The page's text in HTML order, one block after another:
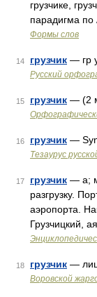
грузчике,
парадигма по
Формы слов
14 грузчик — гр
Русский
15 грузчик — (2
16 грузчик —
Тезаурус
17 грузчик — а;
разгрузку.
аэропорта.
Грузчицкий,
18 грузчик —
Воровской